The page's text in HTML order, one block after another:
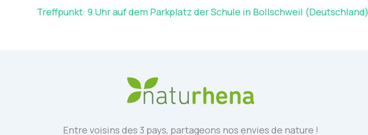
Treffpunkt: 9 Uhr auf dem Parkplatz der Schule in Bollschweil (Deutschland)
Entre voisins des 3 pays, partageons nos envies de nature !